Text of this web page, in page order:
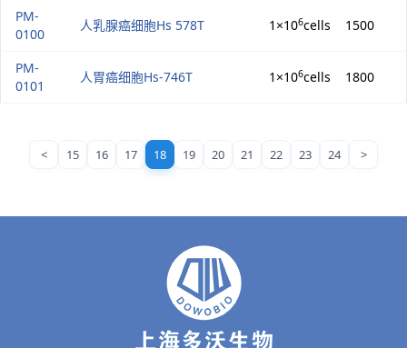
PM-
0100
人乳腺癌细胞Hs 578T 1×106cells 1500
PM-
0101
人胃癌细胞Hs-746T 1×106cells 1800
< 15 16 17 18 19 20 21 22 23 24 >